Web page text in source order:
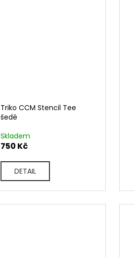
Triko CCM Stencil Tee
šedé
Skladem
750 Kč
DETAIL